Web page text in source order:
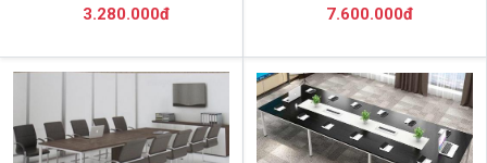
3.280.000đ 7.600.000đ